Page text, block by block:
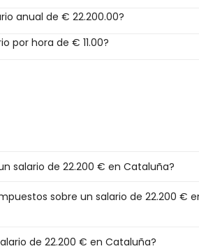
anual de € 22.200.00?
por hora de € 11.00?
salario de 22.200 € en Cataluña?
sobre un salario de 22.200 €
de 22.200 € en Cataluña?